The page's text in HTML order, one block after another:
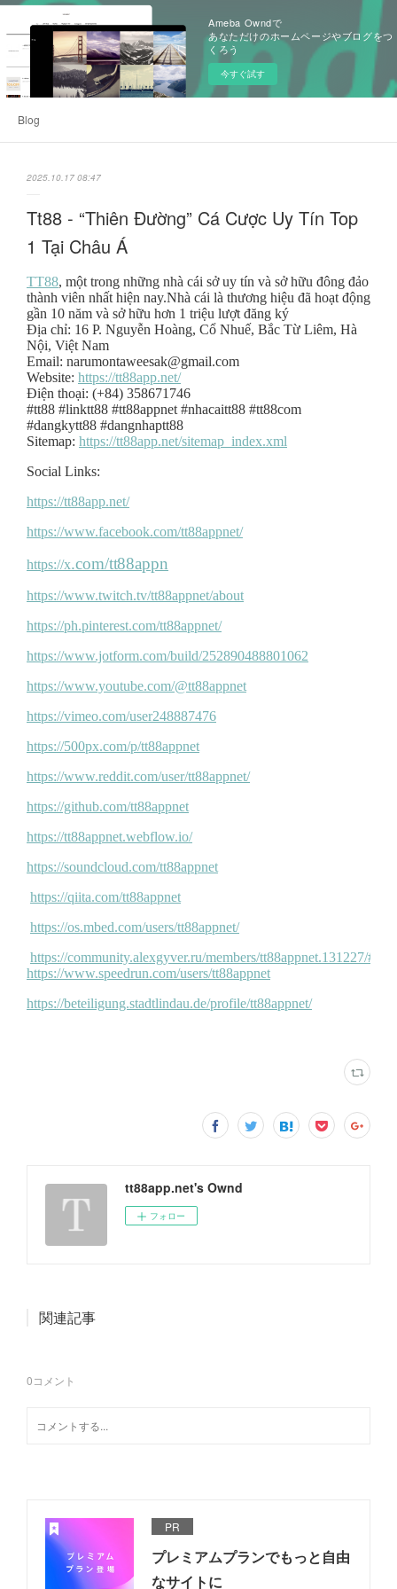
Ameba Owndで
あなただけのホームページやブログをつ
くろう
今すぐ試す
Blog
2025.10.17 08:47
Tt88 - “Thiên Đường” Cá Cược Uy Tín Top
1 Tại Châu Á
tt88app.net's Ownd
フォロー
関連記事
0コメント
PR
プレミアムプランでもっと自由
なサイトに